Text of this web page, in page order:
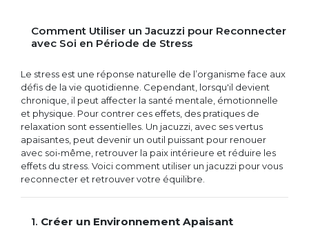
Comment Utiliser un Jacuzzi pour Reconnecter
avec Soi en Période de Stress
Le stress est une réponse naturelle de l’organisme face aux
défis de la vie quotidienne. Cependant, lorsqu'il devient
chronique, il peut affecter la santé mentale, émotionnelle
et physique. Pour contrer ces effets, des pratiques de
relaxation sont essentielles. Un jacuzzi, avec ses vertus
apaisantes, peut devenir un outil puissant pour renouer
avec soi-même, retrouver la paix intérieure et réduire les
effets du stress. Voici comment utiliser un jacuzzi pour vous
reconnecter et retrouver votre équilibre.
1. Créer un Environnement Apaisant